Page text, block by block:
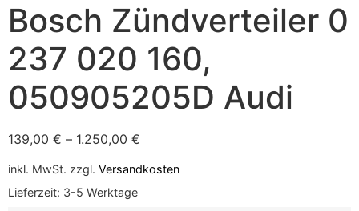
Bosch Zündverteiler 0
237 020 160,
050905205D Audi
139,00 € – 1.250,00 €
inkl. MwSt. zzgl. Versandkosten
Lieferzeit: 3-5 Werktage